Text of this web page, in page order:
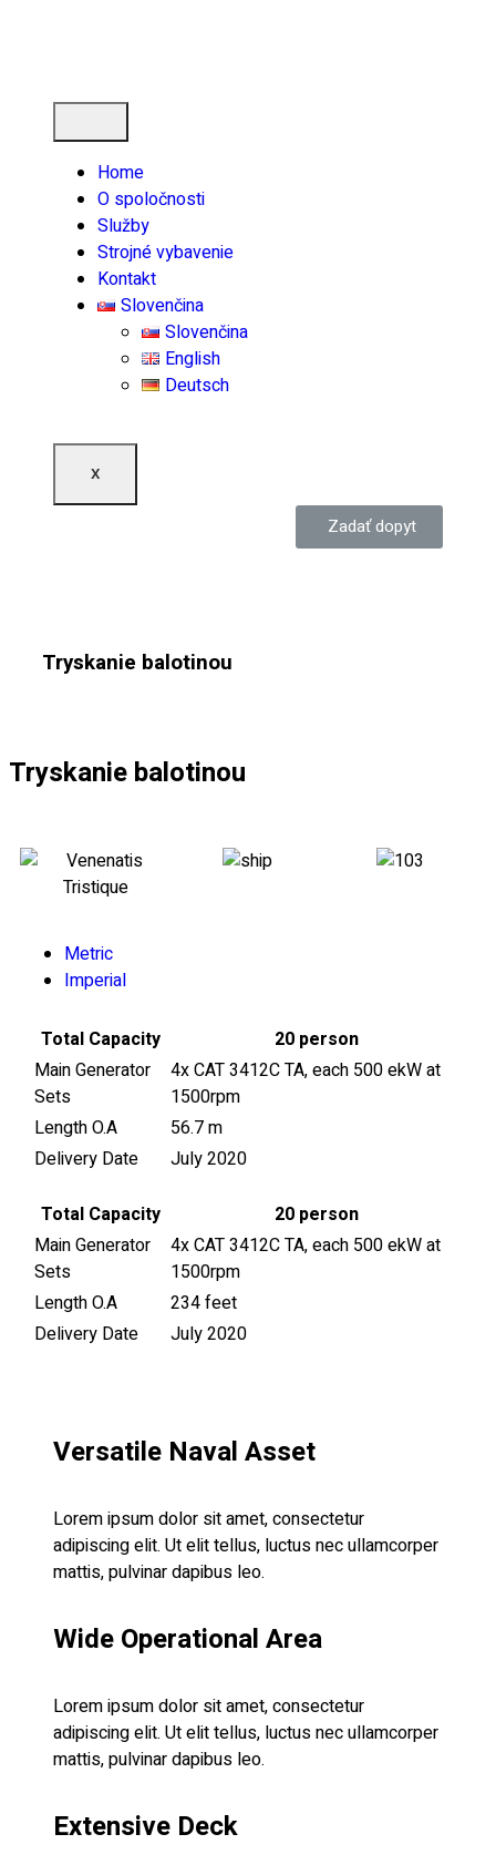
Home
O spoločnosti
Služby
Strojné vybavenie
Kontakt
Slovenčina
Slovenčina
English
Deutsch
X
Zadať dopyt
Tryskanie balotinou
Tryskanie balotinou
Metric
Imperial
Total Capacity
20 person
Main Generator
Sets
4x CAT 3412C TA, each 500 ekW at
1500rpm
Length O.A
56.7 m
Delivery Date
July 2020
Total Capacity
20 person
Main Generator
Sets
4x CAT 3412C TA, each 500 ekW at
1500rpm
Length O.A
234 feet
Delivery Date
July 2020
Versatile Naval Asset
Lorem ipsum dolor sit amet, consectetur
adipiscing elit. Ut elit tellus, luctus nec ullamcorper
mattis, pulvinar dapibus leo.
Wide Operational Area
Lorem ipsum dolor sit amet, consectetur
adipiscing elit. Ut elit tellus, luctus nec ullamcorper
mattis, pulvinar dapibus leo.
Extensive Deck